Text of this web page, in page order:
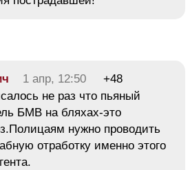
1 апр, 12:50
+48
не раз что пьяный
БМВ на бляхах-это
нужно проводить
отработку именно этого